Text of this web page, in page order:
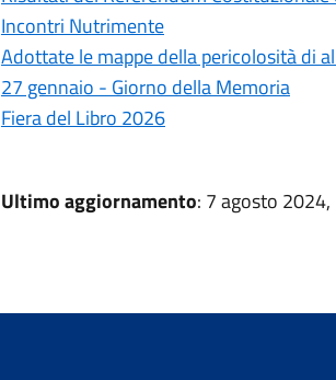
Incontri Nutrimente
Adottate le mappe della pericolosità di
27 gennaio - Giorno della Memoria
Fiera del Libro 2026
Ultimo aggiornamento: 7 agosto